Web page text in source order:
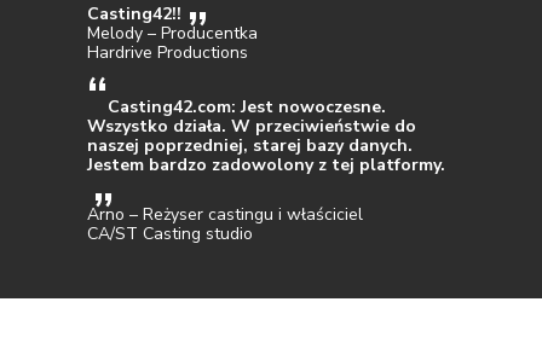
Casting42!!
Melody – Producentka
Hardrive Productions
Casting42.com: Jest nowoczesne.
Wszystko działa. W przeciwieństwie do
naszej poprzedniej, starej bazy danych.
Jestem bardzo zadowolony z tej platformy.
Arno – Reżyser castingu i właściciel
CA/ST Casting studio